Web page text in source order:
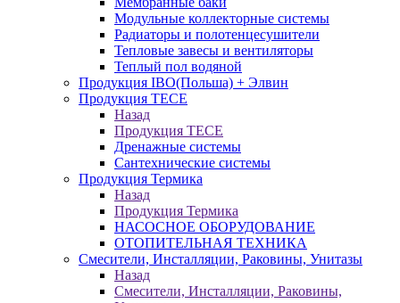
Модульные коллекторные системы
Радиаторы и полотенцесушители
Тепловые завесы и вентиляторы
Теплый пол водяной
Продукция IBO(Польша) + Элвин
Продукция TECE
Назад
Продукция TECE
Дренажные системы
Сантехнические системы
Продукция Термика
Назад
Продукция Термика
НАСОСНОЕ ОБОРУДОВАНИЕ
ОТОПИТЕЛЬНАЯ ТЕХНИКА
Смесители, Инсталляции, Раковины, Унитазы
Назад
Смесители, Инсталляции, Раковины,